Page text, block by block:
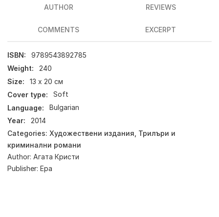
AUTHOR REVIEWS
COMMENTS EXCERPT
ISBN:
9789543892785
Weight:
240
Size:
13 х 20 см
Cover type:
Soft
Language:
Bulgarian
Year:
2014
Categories: Художествени издания Трилъри и
криминални романи
Author: Агата Кристи
Publisher: Ера